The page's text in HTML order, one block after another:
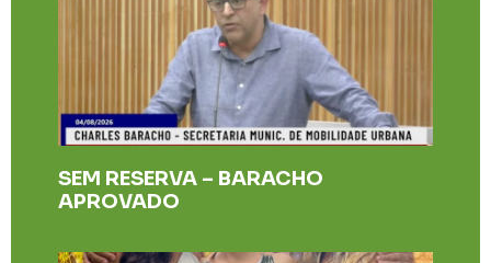
SEM RESERVA – BARACHO
APROVADO